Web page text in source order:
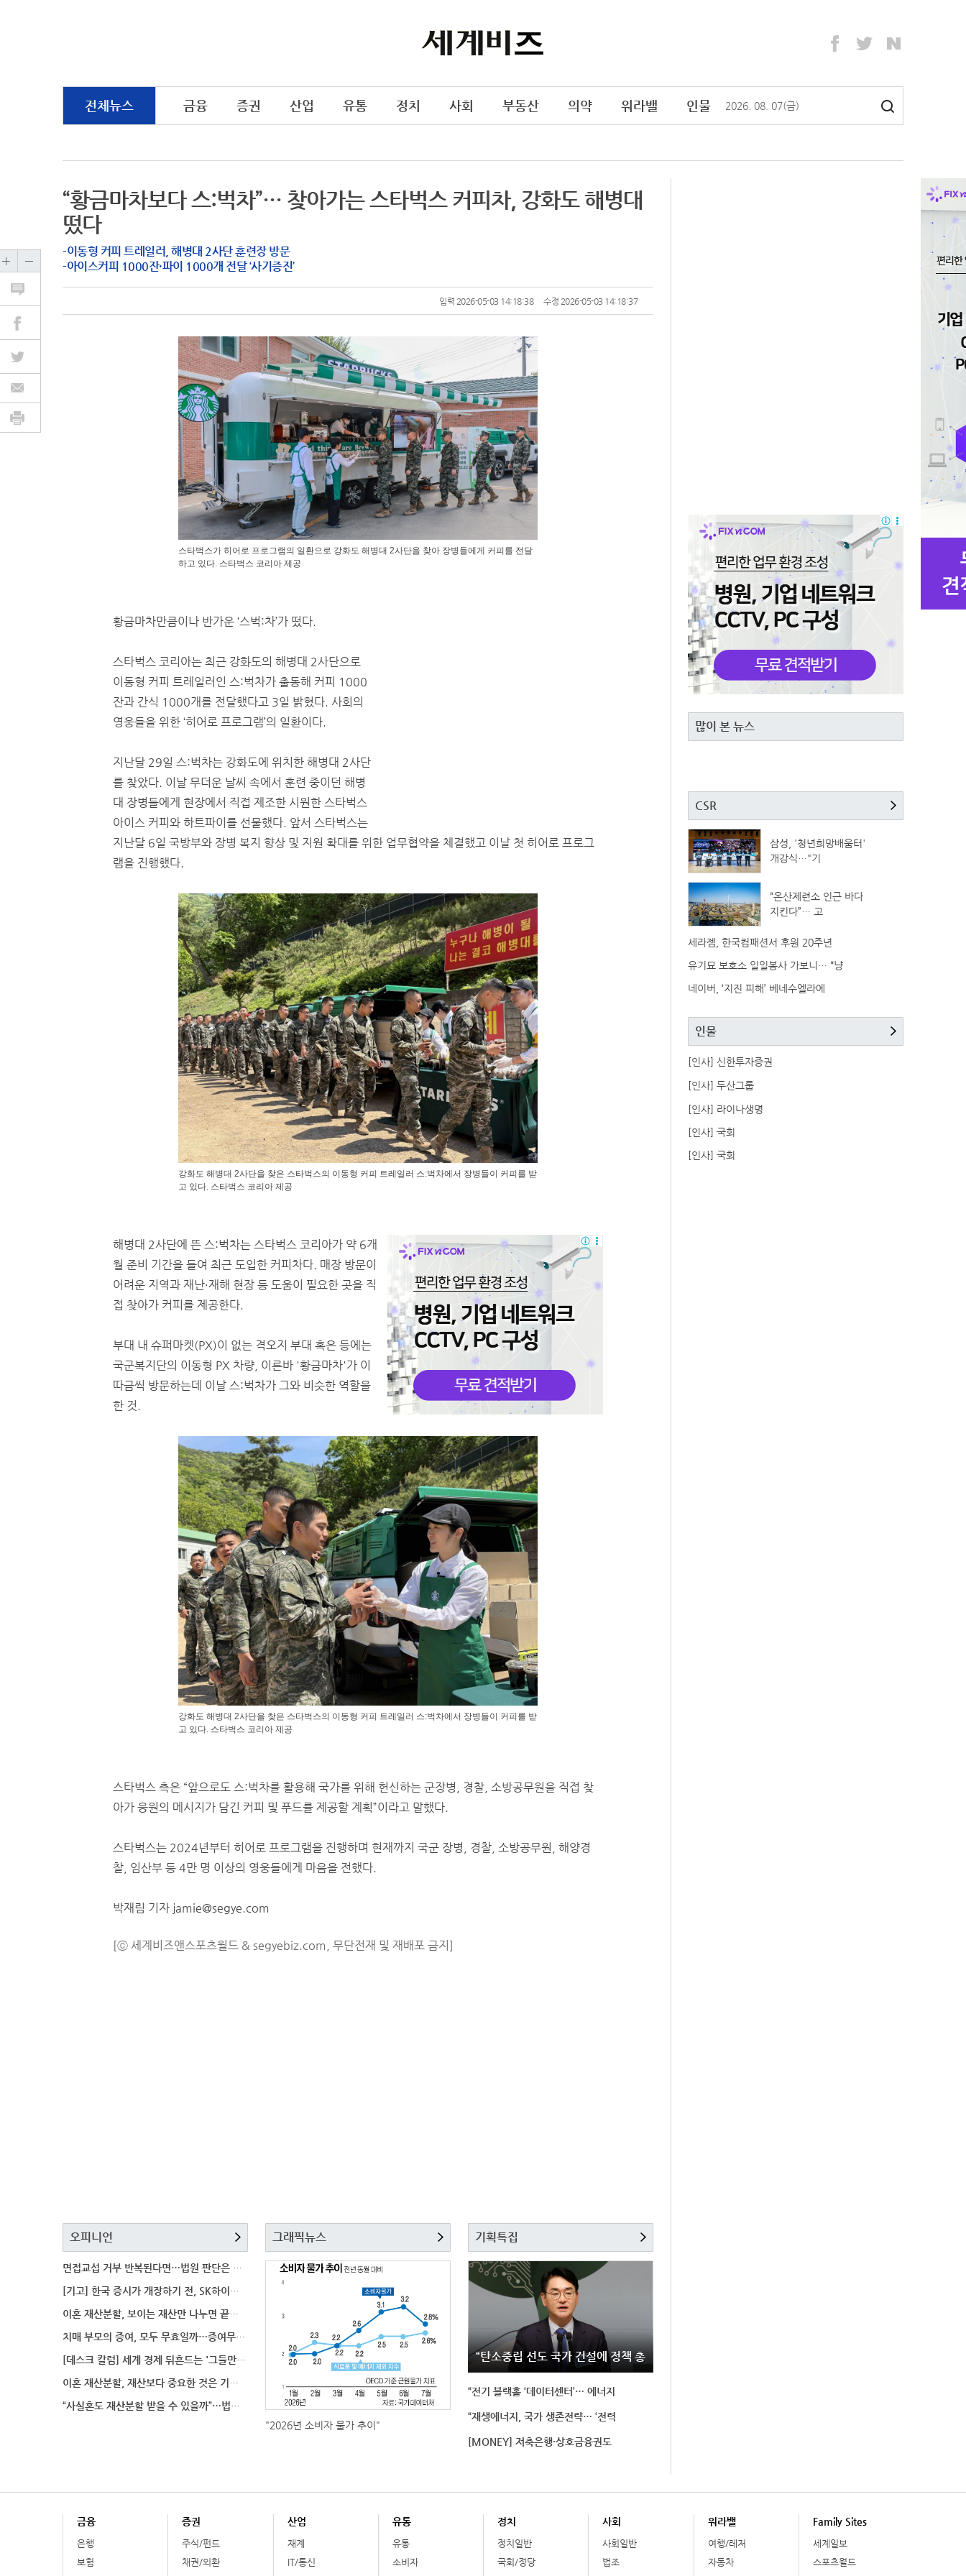
전체뉴스 금융 증권 산업 유통 정치 사회 부동산 의약 워라밸 인물 2026 08 07(금)
“황금마차보다 스:벅차”… 찾아가는 스타벅스 커피차, 강화도 해병대
떴다
-이동형 커피 트레일러, 해병대 2사단 훈련장 방문
-아이스커피 1000잔·파이 1000개 전달 ‘사기증진’
입력 2026-05-03 14:18:38 수정 2026-05-03 14:18:37
스타벅스가 히어로 프로그램의 일환으로 강화도 해병대 2사단을 찾아 장병들에게 커피를 전달
하고 있다. 스타벅스 코리아 제공
황금마차만큼이나 반가운 ‘스벅:차’가 떴다.
스타벅스 코리아는 최근 강화도의 해병대 2사단으로
이동형 커피 트레일러인 스:벅차가 출동해 커피 1000
잔과 간식 1000개를 전달했다고 3일 밝혔다. 사회의
영웅들을 위한 ‘히어로 프로그램’의 일환이다.
지난달 29일 스:벅차는 강화도에 위치한 해병대 2사단
를 찾았다. 이날 무더운 날씨 속에서 훈련 중이던 해병
대 장병들에게 현장에서 직접 제조한 시원한 스타벅스
아이스 커피와 하트파이를 선물했다. 앞서 스타벅스는
지난달 6일 국방부와 장병 복지 향상 및 지원 확대를 위한 업무협약을 체결했고 이날 첫 히어로 프로그
램을 진행했다.
강화도 해병대 2사단을 찾은 스타벅스의 이동형 커피 트레일러 스:벅차에서 장병들이 커피를 받
고 있다. 스타벅스 코리아 제공
해병대 2사단에 뜬 스:벅차는 스타벅스 코리아가 약 6개
월 준비 기간을 들여 최근 도입한 커피차다. 매장 방문이
어려운 지역과 재난·재해 현장 등 도움이 필요한 곳을 직
접 찾아가 커피를 제공한다.
부대 내 슈퍼마켓(PX)이 없는 격오지 부대 혹은 등에는
국군복지단의 이동형 PX 차량, 이른바 '황금마차'가 이
따금씩 방문하는데 이날 스:벅차가 그와 비슷한 역할을
한 것.
강화도 해병대 2사단을 찾은 스타벅스의 이동형 커피 트레일러 스:벅차에서 장병들이 커피를 받
고 있다. 스타벅스 코리아 제공
스타벅스 측은 “앞으로도 스:벅차를 활용해 국가를 위해 헌신하는 군장병, 경찰, 소방공무원을 직접 찾
아가 응원의 메시지가 담긴 커피 및 푸드를 제공할 계획”이라고 말했다.
스타벅스는 2024년부터 히어로 프로그램을 진행하며 현재까지 국군 장병, 경찰, 소방공무원, 해양경
찰, 임산부 등 4만 명 이상의 영웅들에게 마음을 전했다.
박재림 기자 jamie@segye.com
[ⓒ 세계비즈앤스포츠월드 & segyebiz.com, 무단전재 및 재배포 금지]
오피니언
면접교섭 거부 반복된다면…법원 판단은 달라질까
[기고] 한국 증시가 개장하기 전, SK하이닉스 가격은
이혼 재산분할, 보이는 재산만 나누면 끝일까…숨겨진 자
치매 부모의 증여, 모두 무효일까…증여무효 분쟁에서 법
[데스크 칼럼] 세계 경제 뒤흔드는 '그들만의 언어'
이혼 재산분할, 재산보다 중요한 것은 기여도 입증
“사실혼도 재산분할 받을 수 있을까”…법원이 살펴보는
그래픽뉴스
"2026년 소비자 물가 추이"
기획특집
“탄소중립 선도 국가 건설에 정책 총
“전기 블랙홀 ‘데이터센터’… 에너지
“재생에너지, 국가 생존전략… ‘전력
[MONEY] 저축은행·상호금융권도
많이 본 뉴스
CSR
삼성, '청년희망배움터'
개강식…"기
“온산제련소 인근 바다
지킨다”… 고
세라젬, 한국컴패션서 후원 20주년
유기묘 보호소 일일봉사 가보니… “냥
네이버, ‘지진 피해’ 베네수엘라에
인물
[인사] 신한투자증권
[인사] 두산그룹
[인사] 라이나생명
[인사] 국회
[인사] 국회
금융
은행
보험
증권
주식/펀드
채권/외환
산업
재계
IT/통신
유통
유통
소비자
정치
정치일반
국회/정당
사회
사회일반
법조
워라밸
여행/레저
자동차
Family Sites
세계일보
스포츠월드